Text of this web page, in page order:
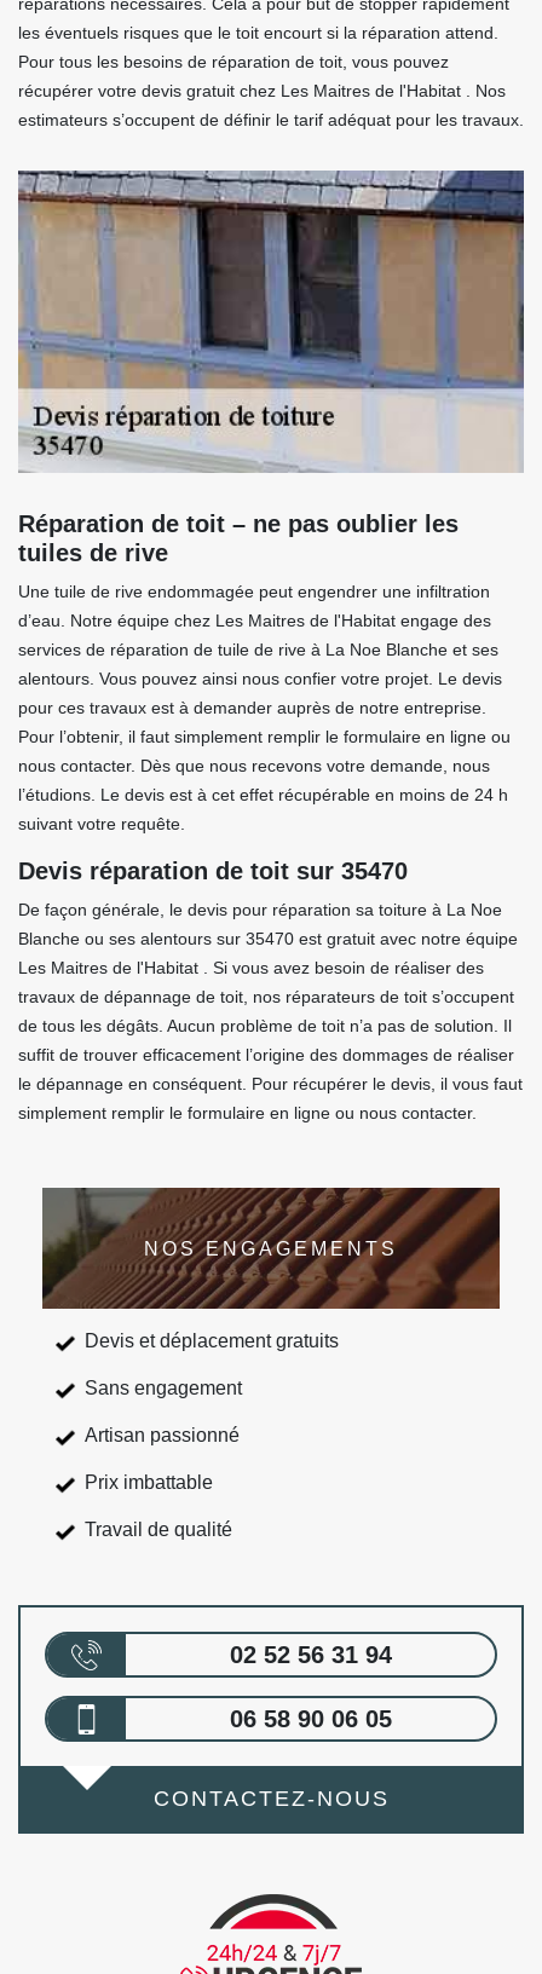
les éventuels risques que le toit encourt si la réparation attend.
Pour tous les besoins de réparation de toit, vous pouvez
récupérer votre devis gratuit chez Les Maitres de l'Habitat . Nos
estimateurs s’occupent de définir le tarif adéquat pour les travaux.
Réparation de toit – ne pas oublier les
tuiles de rive
Une tuile de rive endommagée peut engendrer une infiltration
d’eau. Notre équipe chez Les Maitres de l'Habitat engage des
services de réparation de tuile de rive à La Noe Blanche et ses
alentours. Vous pouvez ainsi nous confier votre projet. Le devis
pour ces travaux est à demander auprès de notre entreprise.
Pour l’obtenir, il faut simplement remplir le formulaire en ligne ou
nous contacter. Dès que nous recevons votre demande, nous
l’étudions. Le devis est à cet effet récupérable en moins de 24 h
suivant votre requête.
Devis réparation de toit sur 35470
De façon générale, le devis pour réparation sa toiture à La Noe
Blanche ou ses alentours sur 35470 est gratuit avec notre équipe
Les Maitres de l'Habitat . Si vous avez besoin de réaliser des
travaux de dépannage de toit, nos réparateurs de toit s’occupent
de tous les dégâts. Aucun problème de toit n’a pas de solution. Il
suffit de trouver efficacement l’origine des dommages de réaliser
le dépannage en conséquent. Pour récupérer le devis, il vous faut
simplement remplir le formulaire en ligne ou nous contacter.
NOS ENGAGEMENTS
Devis et déplacement gratuits
Sans engagement
Artisan passionné
Prix imbattable
Travail de qualité
02 52 56 31 94
06 58 90 06 05
CONTACTEZ-NOUS